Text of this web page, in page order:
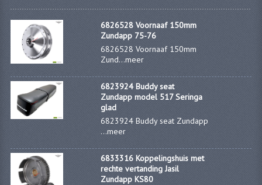
6826528 Voornaaf 150mm
Zundapp 75-76
6826528 Voornaaf 150mm
Zund...meer
6823924 Buddy seat
Zundapp model 517 Seringa
glad
6823924 Buddy seat Zundapp
...meer
6833316 Koppelingshuis met
rechte vertanding Jasil
Zundapp KS80